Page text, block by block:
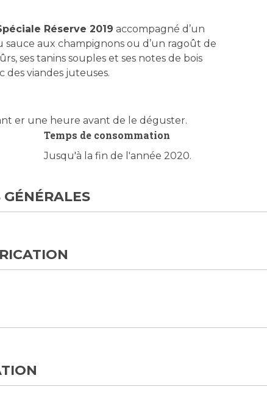
Réserve 2019 accompagné d’un
sauce aux champignons ou d’un ragoût de
ses tanins souples et ses notes de bois
des viandes juteuses.
er une heure avant de le déguster.
Temps de consommation
Jusqu'à la fin de l'année 2020.